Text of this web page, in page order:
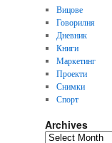
Вицове
Говорилня
Дневник
Книги
Маркетинг
Проекти
Снимки
Спорт
Archives
Archives